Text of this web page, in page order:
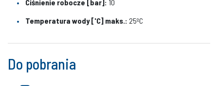
Ciśnienie robocze [bar]: 10
Temperatura wody ['C] maks.: 25ºC
Do pobrania